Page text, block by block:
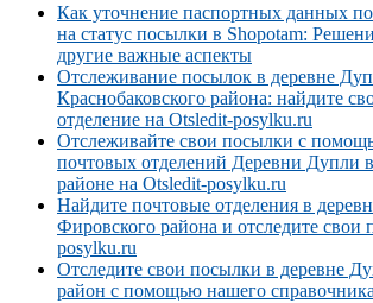
Как уточнение паспортных данных
на статус посылки в Shopotam:
другие важные аспекты
Отслеживание посылок в деревне
Краснобаковского района: найдите
отделение на Otsledit-posylku.ru
Отслеживайте свои посылки с
почтовых отделений Деревни Дупли
районе на Otsledit-posylku.ru
Найдите почтовые отделения в
Фировского района и отследите свои
posylku.ru
Отследите свои посылки в деревне
район с помощью нашего